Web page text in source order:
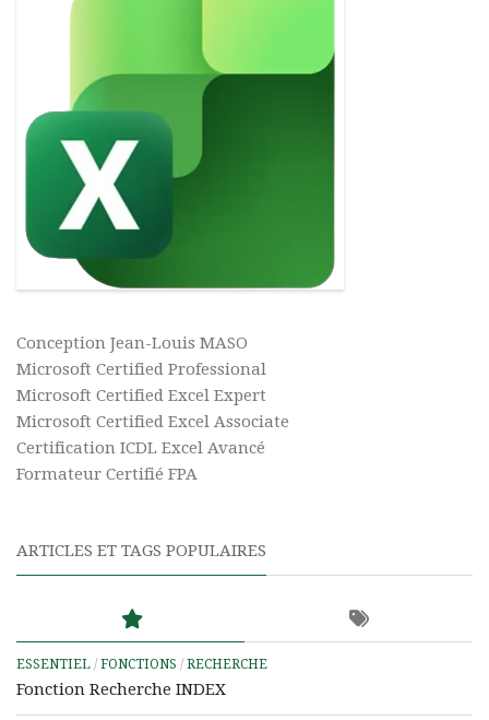
Conception Jean-Louis MASO
Microsoft Certified Professional
Microsoft Certified Excel Expert
Microsoft Certified Excel Associate
Certification ICDL Excel Avancé
Formateur Certifié FPA
ARTICLES ET TAGS POPULAIRES
ESSENTIEL / FONCTIONS / RECHERCHE
Fonction Recherche INDEX